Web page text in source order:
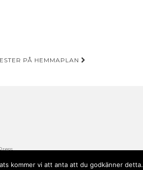
PÅ HEMMAPLAN
kommer vi att anta att du godkänner detta.